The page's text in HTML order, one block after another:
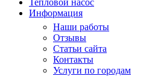
Тепловой насос
Информация
Наши работы
Отзывы
Статьи сайта
Контакты
Услуги по городам